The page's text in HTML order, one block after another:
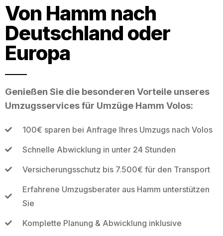
Von Hamm nach
Deutschland oder
Europa
Genießen Sie die besonderen Vorteile unseres
Umzugsservices für Umzüge Hamm Volos:
100€ sparen bei Anfrage Ihres Umzugs nach Volos
Schnelle Abwicklung in unter 24 Stunden
Versicherungsschutz bis 7.500€ für den Transport
Erfahrene Umzugsberater aus Hamm unterstützen
Sie
Komplette Planung & Abwicklung inklusive